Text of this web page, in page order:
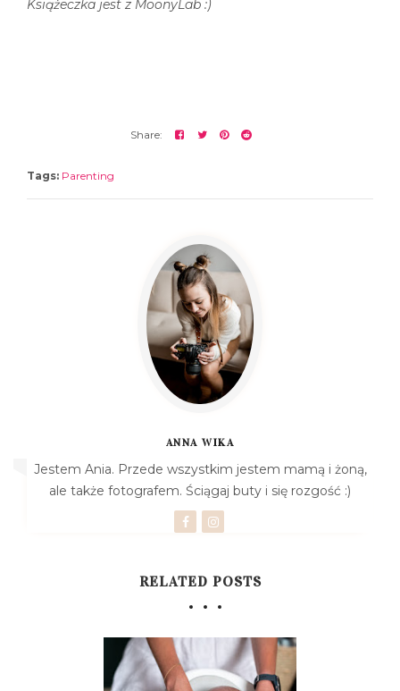
Książeczka jest z MoonyLab :)
Tags: Parenting
ANNA WIKA
Jestem Ania. Przede wszystkim jestem mamą i żoną,
ale także fotografem. Ściągaj buty i się rozgość :)
RELATED POSTS